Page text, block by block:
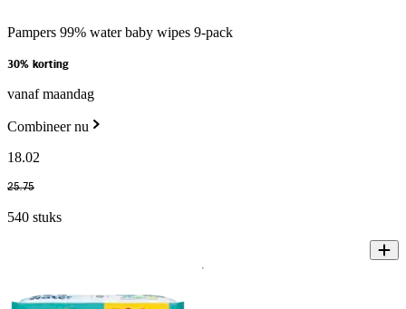
Pampers 99% water baby wipes 9-pack
30% korting
vanaf maandag
Combineer nu
18.02
25.75
540 stuks